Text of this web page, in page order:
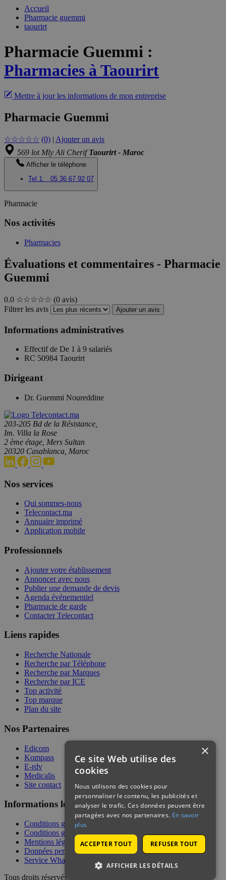
Accueil
Pharmacie guemmi
taourirt
Pharmacie Guemmi :
Pharmacies à Taourirt
Mettre à jour les informations de mon entreprise
Pharmacie Guemmi
☆☆☆☆☆ (0) | Ajouter un avis
569 lot Mly Ali CherifTaourirt - Maroc
Afficher le téléphone
Tel 1:
05 36 67 92 07
Pharmacie
Nos activités
Pharmacies
Évaluations et commentaires - Pharmacie
Guemmi
0.0 ☆☆☆☆☆ (0 avis)
Filtrer les avis
Ajouter un avis
Informations administratives
Effectif de De 1 à 9 salariés
RC 50984 Taourirt
Dirigeant
Dr. Guemmi Noureddine
203-205 Bd de la Résistance,
Im. Villa la Rose
2 ème étage, Mers Sultan
20320 Casablanca, Maroc
Nos services
Qui sommes-nous
Telecontact.ma
Annuaire imprimé
Application mobile
Professionnels
Ajouter votre établissement
Annoncer avec nous
Publier une demande de devis
Agenda événementiel
Pharmacie de garde
Contacter Telecontact
Liens rapides
Recherche Nationale
Recherche par Téléphone
Recherche par Marques
Recherche par ICE
Top activité
Top marque
Plan du site
Nos Partenaires
Edicom
Kompass
E-rdv
Medicalis
Site contact
Informations légales
Conditions générales de services
Conditions générales de vente
Mentions légales
Données personnelles
Service WhatsApp
Tous droits réservés | © Telecontact 2026
×
Ce site Web utilise des
cookies
Nous utilisons des cookies pour
personnaliser le contenu, les publicités et
analyser le trafic. Ces données peuvent être
partagées avec nos partenaires. En savoir
plus
ACCEPTER TOUT REFUSER TOUT
AFFICHER LES DÉTAILS